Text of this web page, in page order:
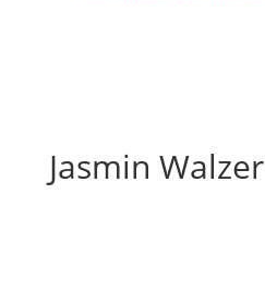
Jasmin Walzer